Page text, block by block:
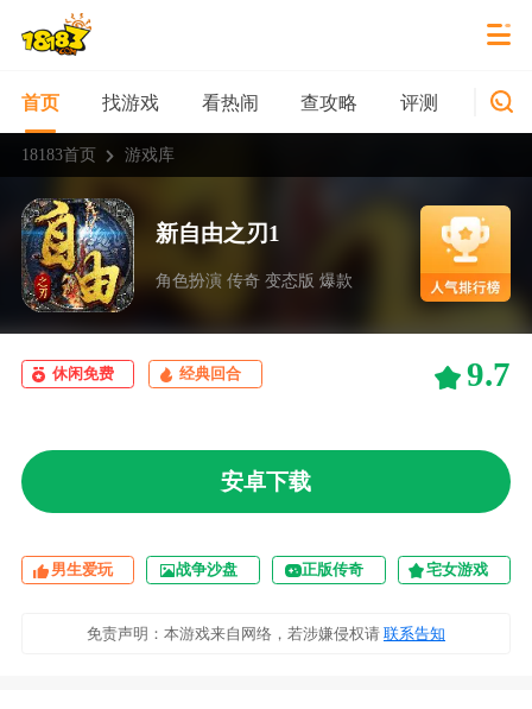
首页 找游戏 看热闹 查攻略 评测 新游
18183首页 游戏库
新自由之刃1
角色扮演 传奇 变态版 爆款
休闲免费 经典回合 9.7
安卓下载
男生爱玩 战争沙盘 正版传奇 宅女游戏
免责声明：本游戏来自网络，若涉嫌侵权请 联系告知